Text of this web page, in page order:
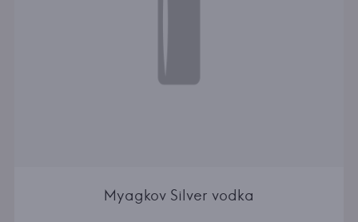
Myagkov Silver vodka